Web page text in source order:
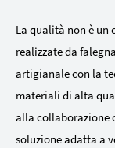
La qualità non è un
realizzate da
artigianale con la
materiali di alta
alla collaborazione
soluzione adatta a